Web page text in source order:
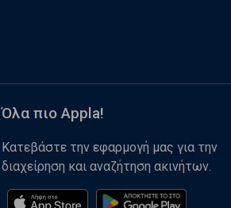
Όλα πιο Appla!
Κατεβάστε την εφαρμογή μας για την
διαχείρηση και αναζήτηση ακινήτων.